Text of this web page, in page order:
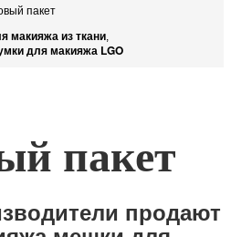
пакет
макияжа из ткани,
для макияжа LGO
пакет
продают